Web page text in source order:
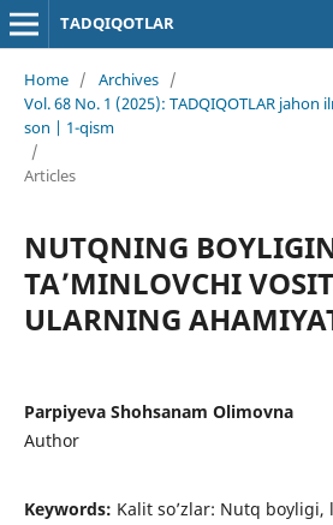
TADQIQOTLAR
Home / Archives /
Vol. 68 No. 1 (2025): TADQIQOTLAR
son | 1-qism
/
Articles
NUTQNING
TA’MINLOVCHI
ULARNING
Parpiyeva Shohsanam Olimovna
Author
Keywords: Kalit so’zlar: Nutq